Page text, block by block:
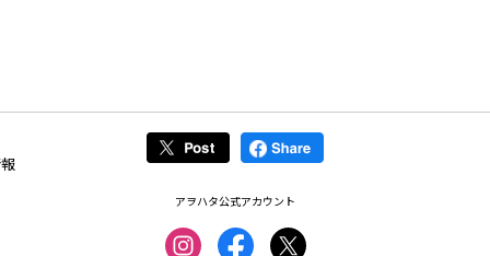
アヲハタ公式アカウント